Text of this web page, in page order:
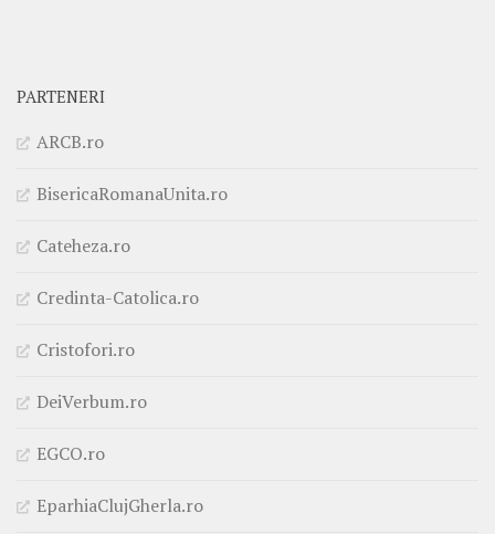
PARTENERI
ARCB.ro
BisericaRomanaUnita.ro
Cateheza.ro
Credinta-Catolica.ro
Cristofori.ro
DeiVerbum.ro
EGCO.ro
EparhiaClujGherla.ro